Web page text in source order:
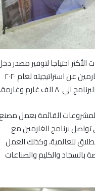
احتياجا لتوفير مصدر
ثابت لهن ضمن مبادرة حياة كريمة التي أطلقها الرئيس عبدالفتاح السيسي، أعلن برنامج الغارمين عن استراتيجيته لعام ٢٠٢٠
المشروعات القائمة بعمل
فقيرة كما اشار جابر الي تواصل برنامج الغارمين مع
للعالمية، وكذلك العمل
بالسجاد والكليم والصناعات